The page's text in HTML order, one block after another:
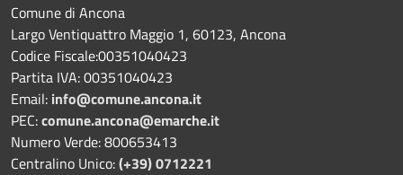
Comune di Ancona
Largo Ventiquattro Maggio 1, 60123, Ancona
Codice Fiscale:00351040423
Partita IVA: 00351040423
Email: info@comune.ancona.it
PEC:comune.ancona@emarche.it
Numero Verde: 800653413
Centralino Unico:(+39) 0712221